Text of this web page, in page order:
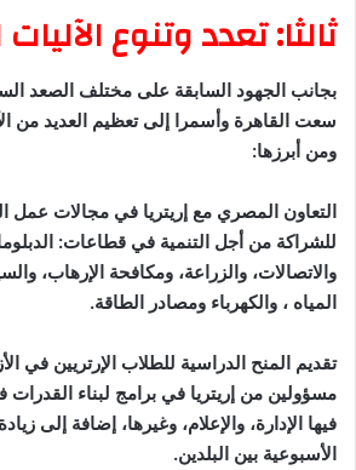
ثالثا: تعدد وتنوع
بجانب الجهود السابقة على مختلف الصعد
سعت القاهرة وأسمرا إلى تعظيم العديد من
ومن أبرزها:
التعاون المصري مع إريتريا في مجالات عمل
للشراكة من أجل التنمية في قطاعات:
والاتصالات، والزراعة، ومكافحة الإرهاب،
المياه ، والكهرباء ومصادر الطاقة.
تقديم المنح الدراسية للطلاب الإرتريين في
مسؤولين من إريتريا في برامج لبناء
فيها الإدارة، والإعلام، وغيرها، إضافة إلى
الأسبوعية بين البلدين.